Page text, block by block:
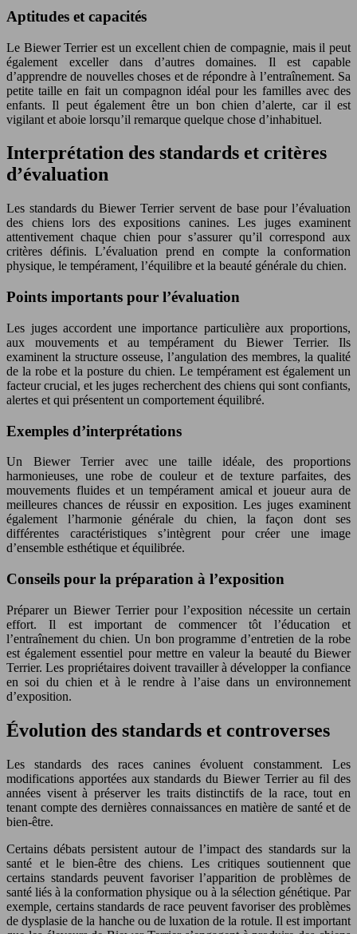
Aptitudes et capacités
Le Biewer Terrier est un excellent chien de compagnie, mais il peut
également exceller dans d’autres domaines. Il est capable
d’apprendre de nouvelles choses et de répondre à l’entraînement. Sa
petite taille en fait un compagnon idéal pour les familles avec des
enfants. Il peut également être un bon chien d’alerte, car il est
vigilant et aboie lorsqu’il remarque quelque chose d’inhabituel.
Interprétation des standards et critères
d’évaluation
Les standards du Biewer Terrier servent de base pour l’évaluation
des chiens lors des expositions canines. Les juges examinent
attentivement chaque chien pour s’assurer qu’il correspond aux
critères définis. L’évaluation prend en compte la conformation
physique, le tempérament, l’équilibre et la beauté générale du chien.
Points importants pour l’évaluation
Les juges accordent une importance particulière aux proportions,
aux mouvements et au tempérament du Biewer Terrier. Ils
examinent la structure osseuse, l’angulation des membres, la qualité
de la robe et la posture du chien. Le tempérament est également un
facteur crucial, et les juges recherchent des chiens qui sont confiants,
alertes et qui présentent un comportement équilibré.
Exemples d’interprétations
Un Biewer Terrier avec une taille idéale, des proportions
harmonieuses, une robe de couleur et de texture parfaites, des
mouvements fluides et un tempérament amical et joueur aura de
meilleures chances de réussir en exposition. Les juges examinent
également l’harmonie générale du chien, la façon dont ses
différentes caractéristiques s’intègrent pour créer une image
d’ensemble esthétique et équilibrée.
Conseils pour la préparation à l’exposition
Préparer un Biewer Terrier pour l’exposition nécessite un certain
effort. Il est important de commencer tôt l’éducation et
l’entraînement du chien. Un bon programme d’entretien de la robe
est également essentiel pour mettre en valeur la beauté du Biewer
Terrier. Les propriétaires doivent travailler à développer la confiance
en soi du chien et à le rendre à l’aise dans un environnement
d’exposition.
Évolution des standards et controverses
Les standards des races canines évoluent constamment. Les
modifications apportées aux standards du Biewer Terrier au fil des
années visent à préserver les traits distinctifs de la race, tout en
tenant compte des dernières connaissances en matière de santé et de
bien-être.
Certains débats persistent autour de l’impact des standards sur la
santé et le bien-être des chiens. Les critiques soutiennent que
certains standards peuvent favoriser l’apparition de problèmes de
santé liés à la conformation physique ou à la sélection génétique. Par
exemple, certains standards de race peuvent favoriser des problèmes
de dysplasie de la hanche ou de luxation de la rotule. Il est important